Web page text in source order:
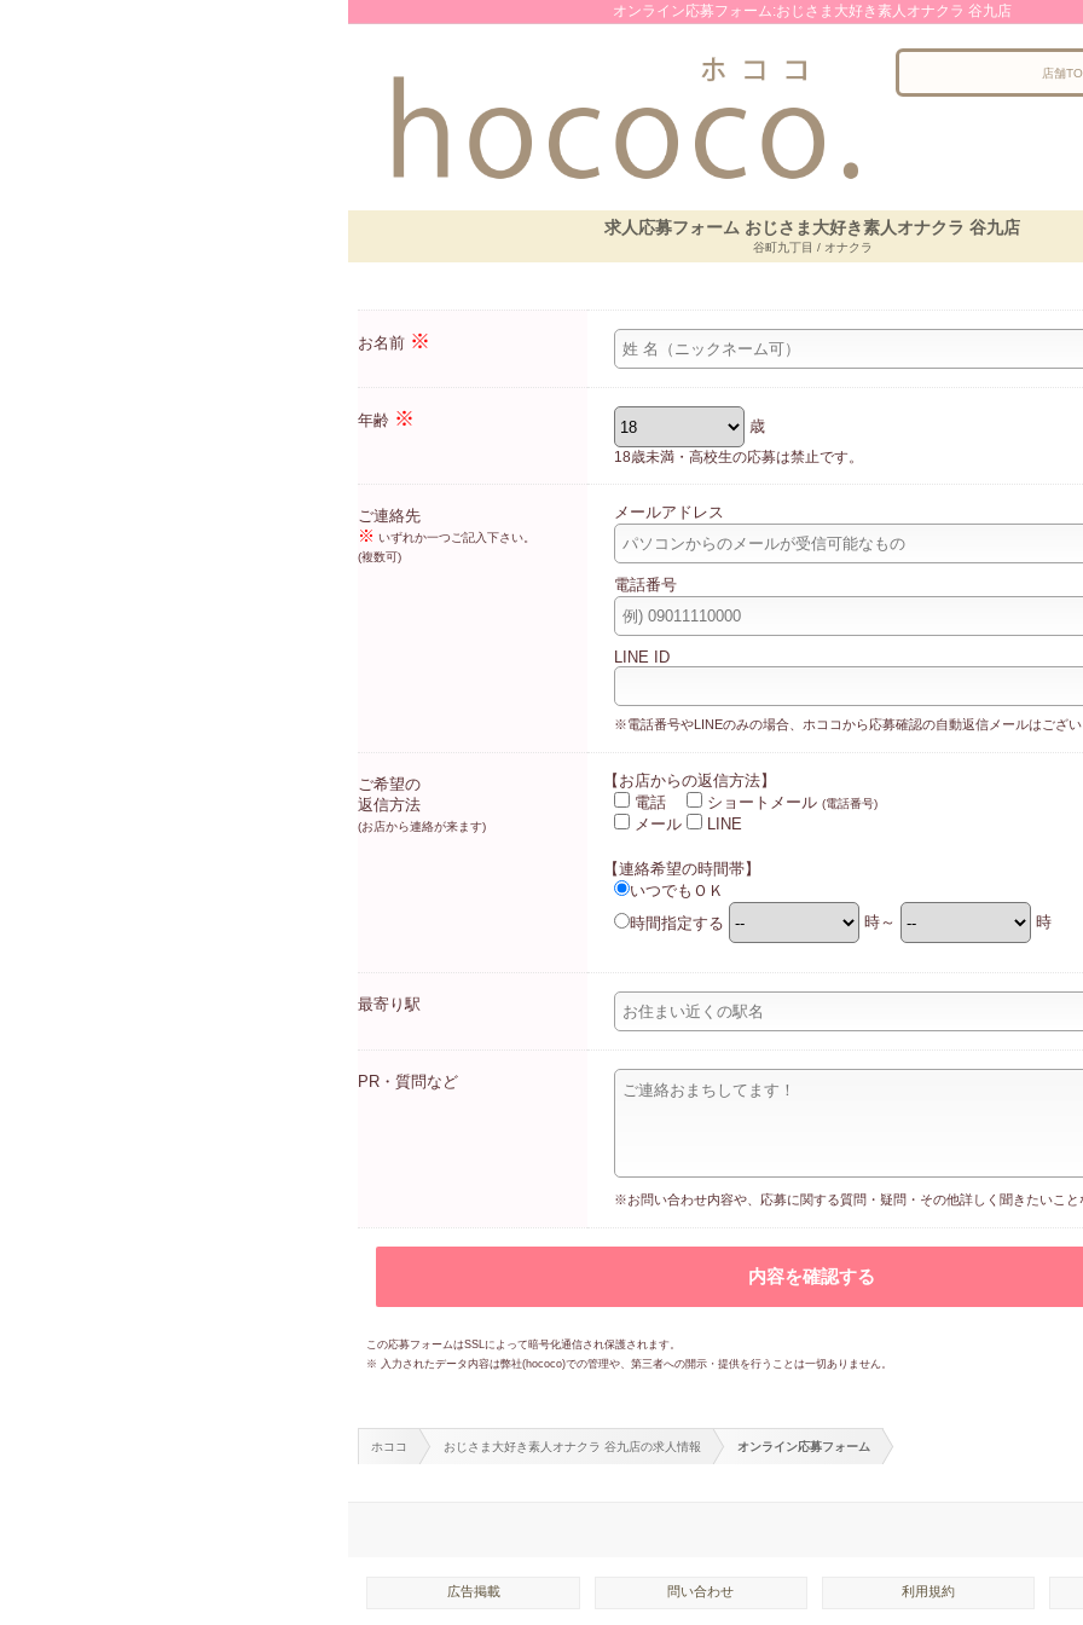
オンライン応募フォーム:おじさま大好き素人オナクラ 谷九店
店舗
求人応募フォーム おじさま大好き素人オナクラ 谷九店
谷町九丁目 / オナクラ
お名前 ※
年齢 ※ 歳
18歳未満・高校生の応募は禁止です。
ご連絡先
※ いずれか一つご記入下さい。
(複数可)
メールアドレス
電話番号
LINE ID
※電話番号やLINEのみの場合、ホココから応募確認の自動返信メールはござい
ご希望の
返信方法
(お店から連絡が来ます)
【お店からの返信方法】
電話
ショートメール(電話番号)
メール LINE
【連絡希望の時間帯】
いつでもＯＫ
時間指定する
時～ 時
最寄り駅
PR・質問など
※お問い合わせ内容や、応募に関する質問・疑問・その他詳しく聞きたいこと
この応募フォームはSSLによって暗号化通信され保護されます。
※ 入力されたデータ内容は弊社(hococo)での管理や、第三者への開示・提供を行うことは一切ありません。
ホココ おじさま大好き素人オナクラ 谷九店の求人情報 オンライン応募フォーム
広告掲載 問い合わせ 利用規約